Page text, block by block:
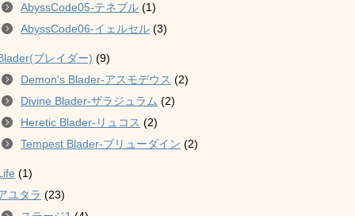
AbyssCode05-テネブル (1)
AbyssCode06-イェルセル (3)
ブレイダー) (9)
Demon's Blader-アスモデウス (2)
Divine Blader-ザラジュラム (2)
Heretic Blader-リュコス (2)
Tempest Blader-ブリューダイン (2)
(1)
ユタラ (23)